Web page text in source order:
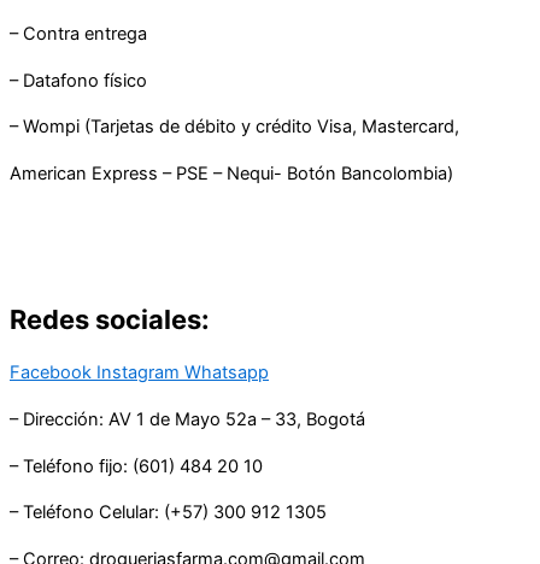
– Contra entrega
– Datafono físico
– Wompi (Tarjetas de débito y crédito Visa, Mastercard,
American Express – PSE – Nequi- Botón Bancolombia)
Redes sociales:
Facebook Instagram Whatsapp
– Dirección: AV 1 de Mayo 52a – 33, Bogotá
– Teléfono fijo: (601) 484 20 10
– Teléfono Celular: (+57) 300 912 1305
– Correo: drogueriasfarma.com@gmail.com